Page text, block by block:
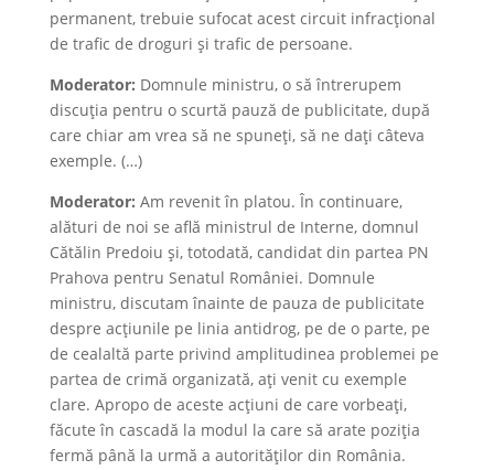
permanent, trebuie sufocat acest circuit infracțional
de trafic de droguri și trafic de persoane.
Moderator: Domnule ministru, o să întrerupem
discuția pentru o scurtă pauză de publicitate, după
care chiar am vrea să ne spuneți, să ne dați câteva
exemple. (…)
Moderator: Am revenit în platou. În continuare,
alături de noi se află ministrul de Interne, domnul
Cătălin Predoiu și, totodată, candidat din partea PN
Prahova pentru Senatul României. Domnule
ministru, discutam înainte de pauza de publicitate
despre acțiunile pe linia antidrog, pe de o parte, pe
de cealaltă parte privind amplitudinea problemei pe
partea de crimă organizată, ați venit cu exemple
clare. Apropo de aceste acțiuni de care vorbeați,
făcute în cascadă la modul la care să arate poziția
fermă până la urmă a autorităților din România.